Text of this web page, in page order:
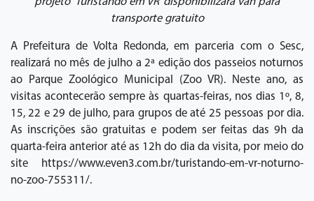
transporte gratuito
A Prefeitura de Volta Redonda, em parceria com o Sesc,
realizará no mês de julho a 2ª edição dos passeios noturnos
ao Parque Zoológico Municipal (Zoo VR). Neste ano, as
visitas acontecerão sempre às quartas-feiras, nos dias 1º, 8,
15, 22 e 29 de julho, para grupos de até 25 pessoas por dia.
As inscrições são gratuitas e podem ser feitas das 9h da
quarta-feira anterior até as 12h do dia da visita, por meio do
site https://www.even3.com.br/turistando-em-vr-noturno-
no-zoo-755311/.